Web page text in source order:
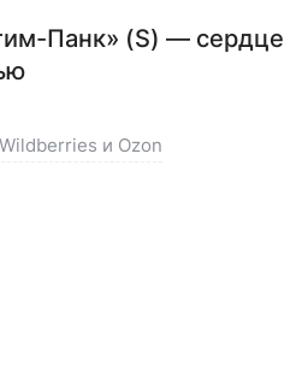
Панк» (S) — сердце
и Ozon